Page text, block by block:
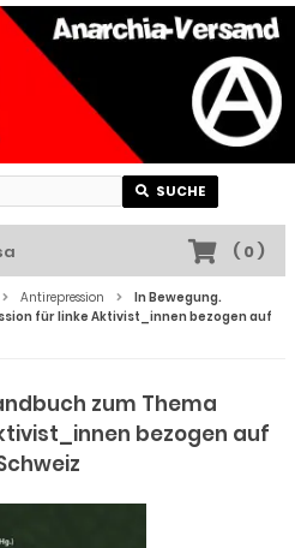
SUCHE
( 0)
Antirepression
In Bewegung.
für linke Aktivist_innen bezogen auf
zum Thema
bezogen auf